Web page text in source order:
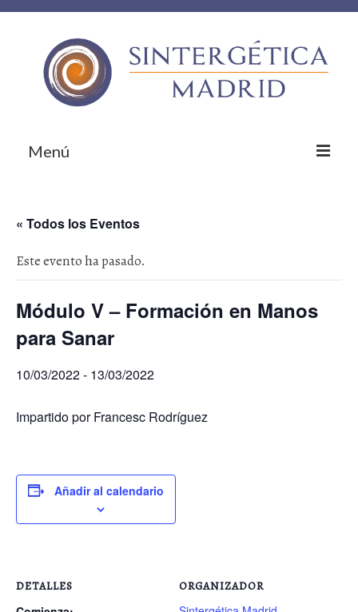
Menú
Sobre nosotros
¿Qué te ofrecemos?
« Todos los Eventos
Este evento ha pasado.
Módulo V – Formación en Manos
para Sanar
10/03/2022- 13/03/2022
Impartido por Francesc Rodríguez
Añadir al calendario
DETALLES ORGANIZADOR